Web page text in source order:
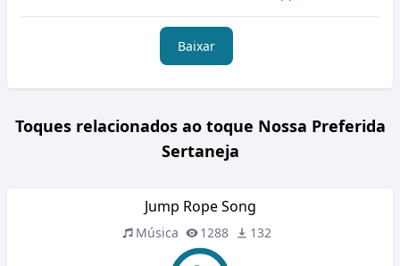
Baixar
Toques relacionados ao toque Nossa Preferida
Sertaneja
Jump Rope Song
Música 1288 132